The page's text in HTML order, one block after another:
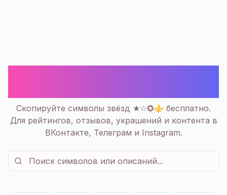
Скопируйте символы звёзд ★☆✪⚜ бесплатно.
Для рейтингов, отзывов, украшений и контента в
ВКонтакте, Телеграм и Instagram.